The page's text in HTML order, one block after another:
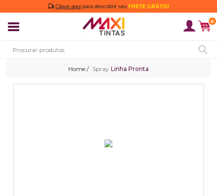
Clique aqui para descobrir seu FRETE GRÁTIS!
0
Spray Linha Pronta